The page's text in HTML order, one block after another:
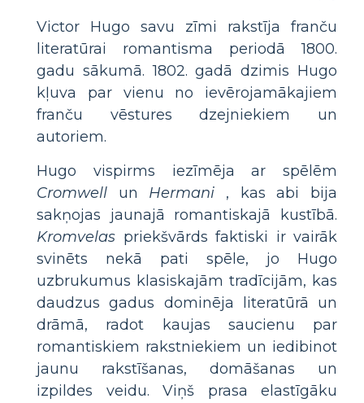
Victor Hugo savu zīmi rakstīja franču
literatūrai romantisma periodā 1800.
gadu sākumā. 1802. gadā dzimis Hugo
kļuva par vienu no ievērojamākajiem
franču vēstures dzejniekiem un
autoriem.
Hugo vispirms iezīmēja ar spēlēm
Cromwell un Hermani , kas abi bija
sakņojas jaunajā romantiskajā kustībā.
Kromvelas priekšvārds faktiski ir vairāk
svinēts nekā pati spēle, jo Hugo
uzbrukumus klasiskajām tradīcijām, kas
daudzus gadus dominēja literatūrā un
drāmā, radot kaujas saucienu par
romantiskiem rakstniekiem un iedibinot
jaunu rakstīšanas, domāšanas un
izpildes veidu. Viņš prasa elastīgāku